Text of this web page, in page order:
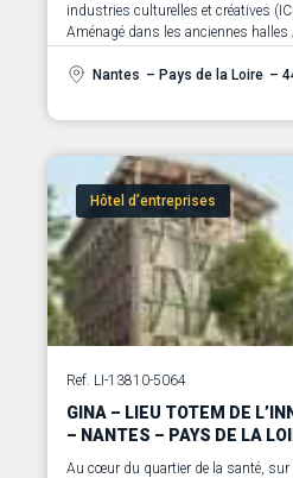
industries culturelles et créatives
Aménagé dans les anciennes
environnement stimulant pour les
Nantes – Pays de la Loire –
Hôtel d’entreprises
Ref. LI-13810-5064
GINA – LIEU TOTEM DE
– NANTES – PAYS DE LA
Au cœur du quartier de la santé, sur